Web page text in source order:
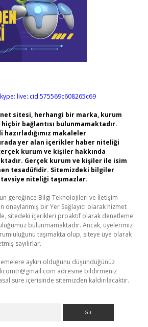
live:.cid.575569c608265c69
sitesi, herhangi bir marka, kurum
bağlantısı bulunmamaktadır.
hazırladığımız makaleler
yer alan içerikler haber niteliği
kurum ve kişiler hakkında
Gerçek kurum ve kişiler ile isim
tesadüfidir. Sitemizdeki bilgiler
niteliği taşımazlar.
gereğince Bilgi Teknolojileri ve İletişim
onaylanmış bir Yer Sağlayıcı olarak hizmet
sitedeki içerikleri proaktif olarak denetleme
bulunmamaktadır. Ancak, üyelerimiz
taşımakta olup, siteye üye olarak
sayılırlar.
aykırı olduğunu düşündüğünüz
adresine bildirmeniz
süre içerisinde sitemizden kaldırılacaktır.